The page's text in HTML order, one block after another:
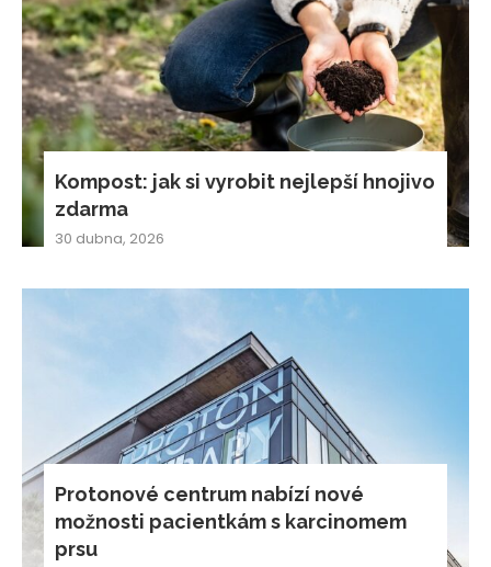
Kompost: jak si vyrobit nejlepší hnojivo
zdarma
30 dubna, 2026
Protonové centrum nabízí nové
možnosti pacientkám s karcinomem
prsu